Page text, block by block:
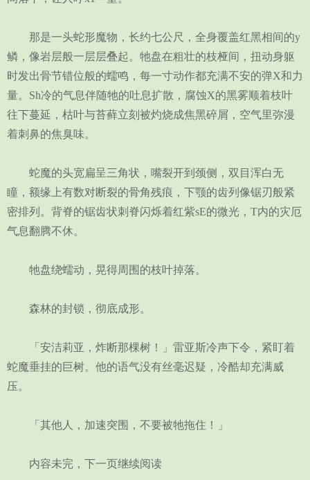
那是一头蛇形魔物，长约七公尺，全身覆盖红黑相间的y
鳞，像岩层般一层层叠起。牠盘在粗壮的枝桠间，扭动身躯
时发出骨节错位般的蠕鸣，每一寸动作都充满不安的弹X和力
量。Sh冷的气息伴随牠的吐息扩散，腐蚀X的黑雾顺着枝叶
往下蔓延，枯叶与苔藓立刻被灼烧成焦黑碎屑，空气里弥漫
着刺鼻的焦臭味。
蛇魔的头宽扁呈三角状，嘴裂开到颈侧，双目浑白无
瞳，额缘上有数对断裂的骨角残痕，下颚的齿列像锯刃般紧
密排列。背脊的锯齿状刺脊闪烁着红紫sE的微光，T内的灾厄
气息翻腾不休。
牠盘绕蠕动，晃得周围的枝叶掉落。
森林的封锁，彻底成形。
「安洁莉亚，炸断那棵树！」雷亚斯冷声下令，紧盯着
蛇魔垂挂的巨树。他的语气没有丝毫迟疑，冷酷却充满威
压。
「其他人，加速突围，不要被牠拖住！」
内容未完，下一页继续阅读